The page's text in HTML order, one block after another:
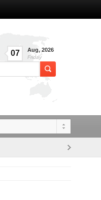
07 Aug, 2026
Friday